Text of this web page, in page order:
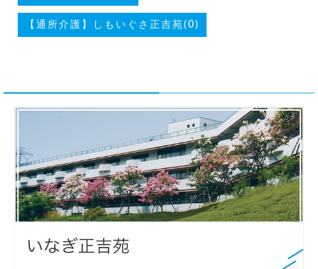
【通所介護】しもいぐさ正吉苑(0)